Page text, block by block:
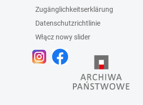
Zugänglichkeitserklärung
Datenschutzrichtlinie
Włącz nowy slider